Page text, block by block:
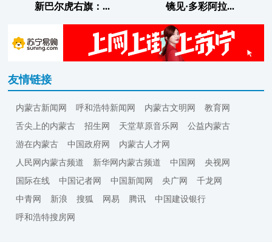
新巴尔虎右旗：... 镜见·多彩阿拉...
友情链接
内蒙古新闻网 呼和浩特新闻网 内蒙古文明网
教育网
舌尖上的内蒙古
招生网 天堂草原音乐网
公益内蒙古
游在内蒙古
中国政府网
内蒙古人才网
人民网内蒙古频道
新华网内蒙古频道 中国网
央视网
国际在线
中国记者网 中国新闻网 央广网
千龙网
中青网
新浪 搜狐 网易 腾讯
中国建设银行
呼和浩特搜房网